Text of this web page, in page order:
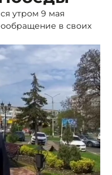
утром 9 мая
в своих